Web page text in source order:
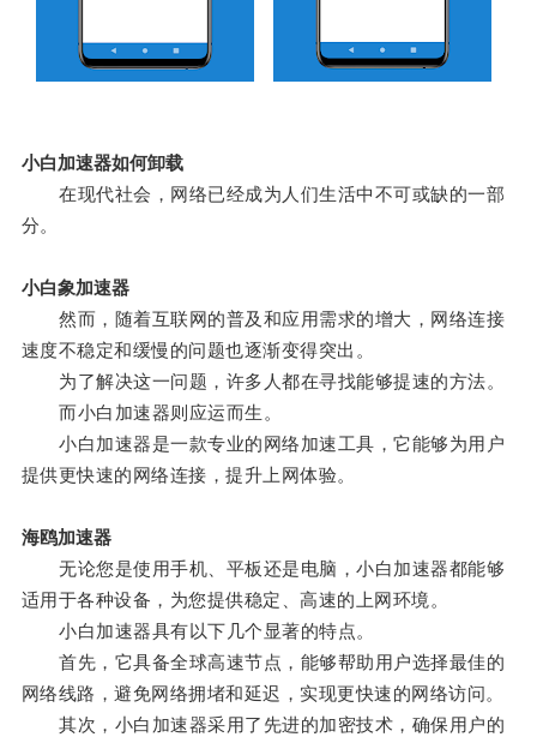
小白加速器如何卸载
在现代社会，网络已经成为人们生活中不可或缺的一部
分。
小白象加速器
然而，随着互联网的普及和应用需求的增大，网络连接
速度不稳定和缓慢的问题也逐渐变得突出。
为了解决这一问题，许多人都在寻找能够提速的方法。
而小白加速器则应运而生。
小白加速器是一款专业的网络加速工具，它能够为用户
提供更快速的网络连接，提升上网体验。
海鸥加速器
无论您是使用手机、平板还是电脑，小白加速器都能够
适用于各种设备，为您提供稳定、高速的上网环境。
小白加速器具有以下几个显著的特点。
首先，它具备全球高速节点，能够帮助用户选择最佳的
网络线路，避免网络拥堵和延迟，实现更快速的网络访问。
其次，小白加速器采用了先进的加密技术，确保用户的